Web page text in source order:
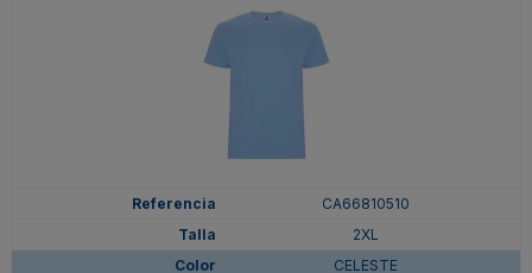
CA66810510
2XL
CELESTE